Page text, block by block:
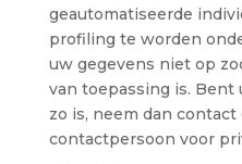
geautomatiseerde
profiling te worden
uw gegevens niet op
van toepassing is. Bent
zo is, neem dan
contactpersoon voor